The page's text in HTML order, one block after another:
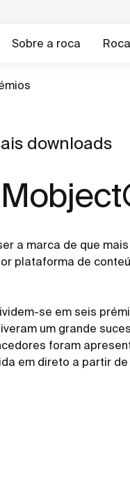
Sobre a roca
downloads
a marca de que
plataforma de
se em seis
um grande
foram
em direto a partir de